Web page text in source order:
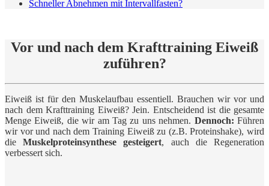
Schneller Abnehmen mit Intervallfasten?
Vor und nach dem Krafttraining Eiweiß
zuführen?
Eiweiß ist für den Muskelaufbau essentiell. Brauchen wir vor und
nach dem Krafttraining Eiweiß? Jein. Entscheidend ist die gesamte
Menge Eiweiß, die wir am Tag zu uns nehmen. Dennoch: Führen
wir vor und nach dem Training Eiweiß zu (z.B. Proteinshake), wird
dieMuskelproteinsynthese gesteigert, auch die Regeneration
verbessert sich.